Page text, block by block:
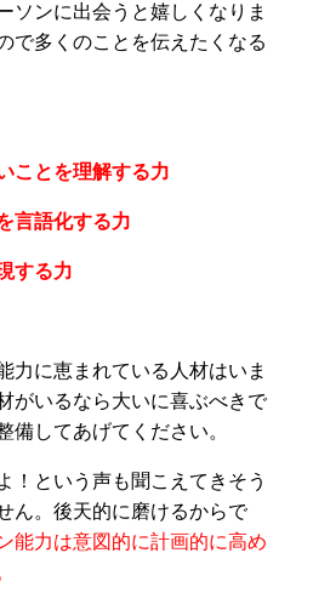
ソンに出会うと嬉しくなりま
で多くのことを伝えたくなる
ことを理解する力
言語化する力
する力
力に恵まれている人材はいま
がいるなら大いに喜ぶべきで
備してあげてください。
！という声も聞こえてきそう
ん。後天的に磨けるからで
能力は意図的に計画的に高め